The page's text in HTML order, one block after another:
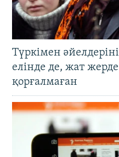
Түркімен
елінде де, жат
қорғалмаған